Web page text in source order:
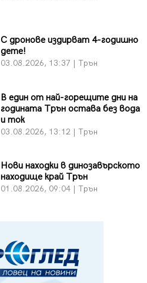
С дронове издирват 4-годишно
дете!
03.08.2026, 13:37 | Трън
В един от най-горещите дни на
годината Трън остава без вода
и ток
03.08.2026, 13:12 | Трън
Нови находки в динозавърското
находище край Трън
01.08.2026, 09:04 | Трън